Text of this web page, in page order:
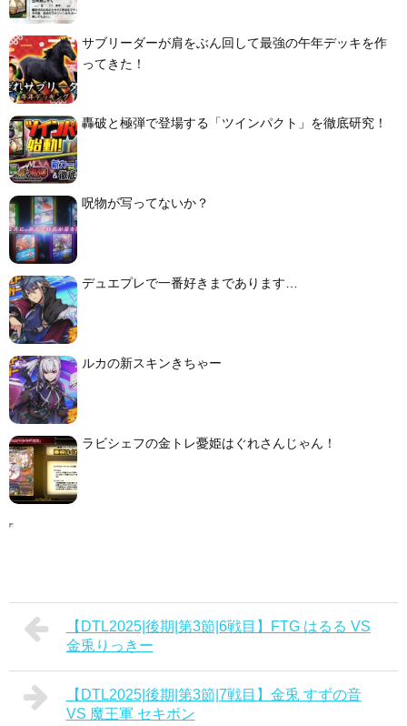
サブリーダーが肩をぶん回して最強の午年デッキを作
ってきた！
轟破と極弾で登場する「ツインパクト」を徹底研究！
呪物が写ってないか？
デュエプレで一番好きまであります…
ルカの新スキンきちゃー
ラビシェフの金トレ憂姫はぐれさんじゃん！
【DTL2025|後期|第3節|6戦目】FTG はるる VS
金兎りっきー
【DTL2025|後期|第3節|7戦目】金兎 すずの音
VS 魔王軍 セキボン